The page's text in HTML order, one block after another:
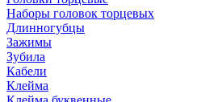
Наборы головок торцевых
Длинногубцы
Зажимы
Зубила
Кабели
Клейма